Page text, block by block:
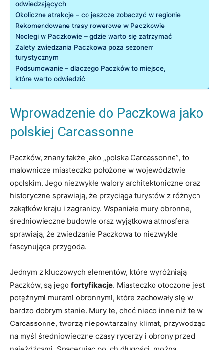
odwiedzających
Okoliczne atrakcje –⁣ co‌ jeszcze zobaczyć w regionie
Rekomendowane trasy ⁣rowerowe ​w Paczkowie
Noclegi ⁣w Paczkowie – ⁣gdzie warto⁣ się ‌zatrzymać
Zalety zwiedzania⁤ Paczkowa poza sezonem
‍turystycznym
Podsumowanie⁢ – dlaczego Paczków⁤ to miejsce,
które ‍warto ‍odwiedzić
Wprowadzenie do⁤ Paczkowa jako
polskiej Carcassonne
Paczków, znany także jako „polska⁣ Carcassonne”,⁤ to
malownicze miasteczko⁢ położone w województwie
⁤opolskim. Jego niezwykłe walory ​architektoniczne oraz
historyczne sprawiają,⁢ że przyciąga turystów ‌z różnych⁤
zakątków kraju i​ zagranicy. Wspaniałe mury obronne,
średniowieczne budowle oraz wyjątkowa atmosfera
sprawiają, że⁣ zwiedzanie​ Paczkowa⁤ to niezwykle
fascynująca przygoda.
Jednym⁢ z kluczowych​ elementów, które wyróżniają
Paczków, są ⁣jego fortyfikacje. Miasteczko ⁣otoczone jest⁤
potężnymi murami ⁢obronnymi, które zachowały się ⁤w
bardzo dobrym stanie. Mury te, choć nieco inne niż ​te​ w
Carcassonne, tworzą niepowtarzalny​ klimat,⁤ przywodząc
na⁢ myśl⁣ średniowieczne czasy rycerzy i obrony ⁢przed